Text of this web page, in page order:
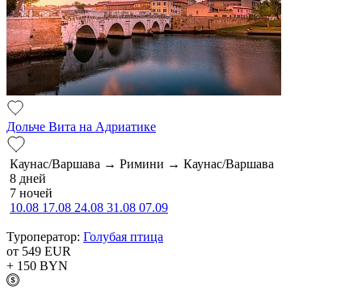
Дольче Вита на Адриатике
Каунас/Варшава → Римини → Каунас/Варшава
8 дней
7 ночей
10.08 17.08 24.08 31.08 07.09
Туроператор: Голубая птица
от 549 EUR
+ 150 BYN